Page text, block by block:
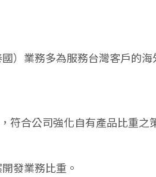
）業務多為服務台灣客戶的海
，符合公司強化自有產品比重之
發業務比重。